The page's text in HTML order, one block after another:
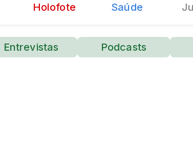
Holofote Saúde
Entrevistas Podcasts